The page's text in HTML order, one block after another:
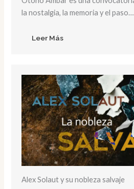
la nostalgia, la memoria y el paso…
Leer Más
Alex Solaut y su nobleza salvaje